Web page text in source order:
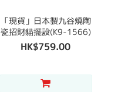
「現貨」日本製九谷燒陶
瓷招財貓擺設(K9-1566)
HK$759.00